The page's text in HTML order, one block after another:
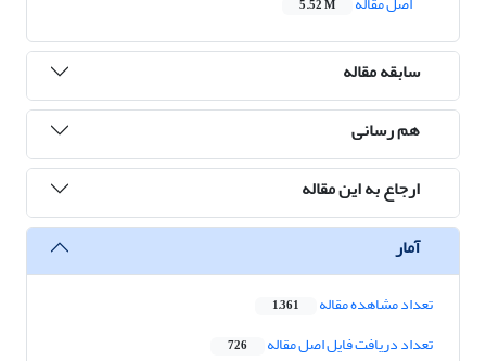
5.52 M
سابقه مقاله
هم رسانی
ارجاع به این مقاله
آمار
تعداد مشاهده مقاله 1,361
تعداد دریافت فایل اصل مقاله 726